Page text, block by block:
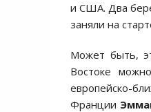
и США. Два
заняли на
Может быть,
Востоке
европейско-
Франции